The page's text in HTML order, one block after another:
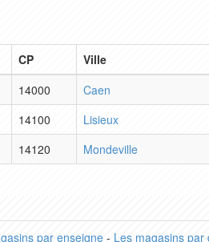
CP
Ville
14000
Caen
14100
Lisieux
14120 Mondeville
par enseigne- Les magasins par